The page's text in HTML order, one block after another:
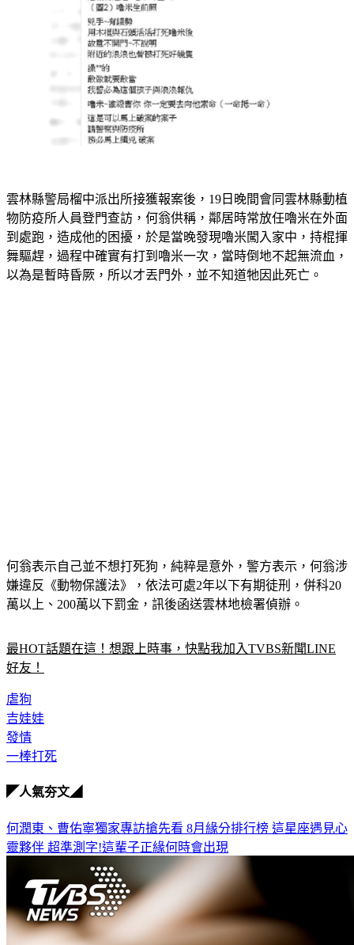
雲林縣警局榴中派出所接獲報案後，19日晚間會同雲林縣動植
物防疫所人員登門查訪，何翁供稱，鄰居時常放任嚕米在外面
到處跑，造成他的困擾，於是當晚發現嚕米闖入家中，持棍揮
舞驅趕，過程中確實有打到嚕米一次，當時倒地不起無流血，
以為是暫時昏厥，所以才丟門外，並不知道牠因此死亡。
何翁表示自己並不想打死狗，純粹是意外，警方表示，何翁涉
嫌違反《動物保護法》，依法可處2年以下有期徒刑，併科20
萬以上、200萬以下罰金，訊後函送雲林地檢署偵辦。
最HOT話題在這！想跟上時事，快點我加入TVBS新聞LINE
好友！
虐狗
吉娃娃
發情
一棒打死
◤人氣夯文◢
何潤東、曹佑寧獨家專訪搶先看 8月緣分排行榜 這星座遇見心
靈夥伴 超準測字!這輩子正緣何時會出現